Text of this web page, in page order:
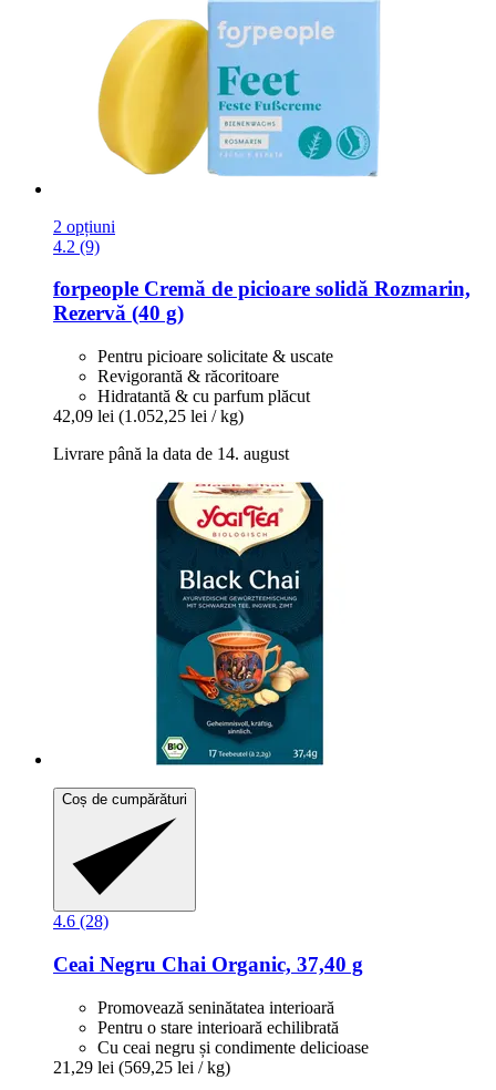
2 opțiuni
4.2 (9)
forpeople Cremă de picioare solidă Rozmarin,
Rezervă (40 g)
Pentru picioare solicitate & uscate
Revigorantă & răcoritoare
Hidratantă & cu parfum plăcut
42,09 lei (1.052,25 lei / kg)
Livrare până la data de 14. august
Coș de cumpărături
4.6 (28)
Ceai Negru Chai Organic, 37,40 g
Promovează seninătatea interioară
Pentru o stare interioară echilibrată
Cu ceai negru și condimente delicioase
21,29 lei (569,25 lei / kg)